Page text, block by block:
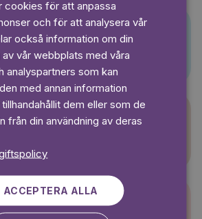
cookies för att anpassa
och för att analysera vår
också information om din
av vår webbplats med våra
analyspartners som kan
med annan information
dem eller som de
från din användning av deras
ACCEPTERA ALLA